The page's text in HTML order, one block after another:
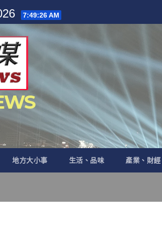
7:49:28 AM
地方大小事 生活、品味 產業、財經